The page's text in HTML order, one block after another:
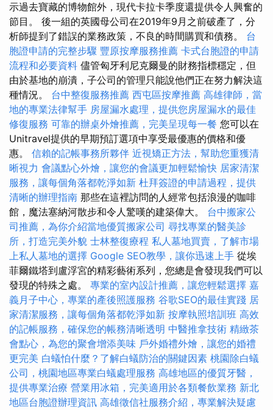
示過去寶藏的博物館外，現代卡拉卡季度還提供令人興奮的
節目。 後一組的英國母公司在2019年9月之前破產了，分
析師提到了錯誤的業務政策，不良的時間購買和債務。 台
胞證申請的完整步驟 豐原按摩服務推薦 卡式台胞證的申請
流程和必要資料 儘管匈牙利尼克爾曼的財務指標穩定，但
由於基地的崩潰，子公司的管理只能說他們正在努力解決這
種情況。 台中整復服務推薦 西屯區按摩推薦 高雄律師，當
地的專業法律幫手 房屋漏水處理，提供您房屋漏水的最佳
修復服務 可靠的辦桌外燴推薦，完美呈現每一餐 您可以在
Unitravel提供的早期預訂選項中享受最優惠的價格和優
惠。 信賴的記帳事務所夥伴 近視矯正方法，幫助您重獲清
晰視力 會議點心外燴，讓您的會議更加輕鬆愉快 居家清潔
服務，讓每個角落都乾淨如新 杜拜簽證的申請過程，提供
清晰的辦理指南 那些在這裡訪問的人經常包括浪漫的咖啡
館，魔法塞納河散步和令人驚嘆的建築偉大。 台中搬家公
司推薦，為你介紹當地優質搬家公司 尋找專業的醫美診
所，打造完美外貌 士林整復療程 私人墓地買賣，了解市場
上私人墓地的選擇 Google SEO教學，讓你迅速上手 從埃
菲爾鐵塔到盧浮宮的精彩藝術系列，您總是會發現我們可以
發現的特殊之處。 專業的室內設計推薦，讓您輕鬆選擇 嘉
義月子中心，專業的產後照護服務 谷歌SEO的最佳實踐 居
家清潔服務，讓每個角落都乾淨如新 按摩執照培訓班 高效
的記帳服務，確保您的帳務清晰透明 中醫推拿技術 精緻茶
會點心，為您的聚會增添美味 戶外婚禮外燴，讓您的婚禮
更完美 白蟻怕什麼？了解白蟻防治的關鍵因素 桃園除白蟻
公司，桃園地區專業白蟻處理服務 高雄地區的優質牙醫，
提供專業治療 營業用冰箱，完美適用於各類餐飲業務 新北
地區台胞證辦理資訊 高雄徵信社服務介紹，專業解決疑慮